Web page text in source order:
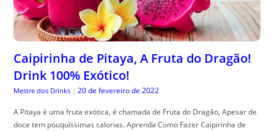
Caipirinha de Pitaya, A Fruta do Dragão!
Drink 100% Exótico!
Mestre dos Drinks | 20 de fevereiro de 2022
A Pitaya é uma fruta exótica, é chamada de Fruta do Dragão, Apesar de
doce tem pouquíssimas calorias. Aprenda Como Fazer Caipirinha de